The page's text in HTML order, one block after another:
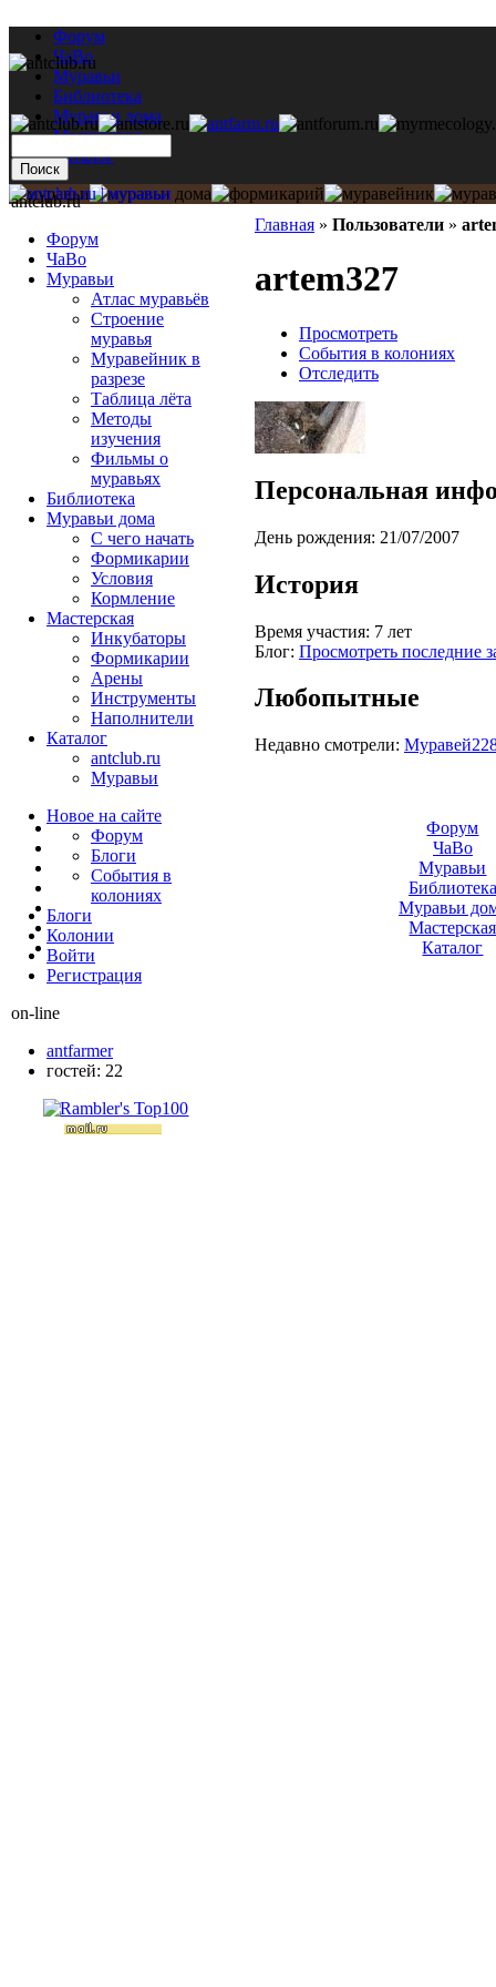
Форум
ЧаВо
Муравьи
Библиотека
Муравьи дома
Мастерская
Каталог
Главная » Пользователи »
artem327
Просмотреть
События в колониях
Отследить
Персональная
День рождения: 21/07/2007
История
Время участия: 7 лет
Блог: Просмотреть последние
Любопытные
Недавно смотрели:
antclub.ru
Форум
ЧаВо
Муравьи
Атлас муравьёв
Строение
муравья
Муравейник в
разрезе
Таблица лёта
Методы
изучения
Фильмы о
муравьях
Библиотека
Муравьи дома
С чего начать
Формикарии
Условия
Кормление
Мастерская
Инкубаторы
Формикарии
Арены
Инструменты
Наполнители
Каталог
antclub.ru
Муравьи
Новое на сайте
Форум
Блоги
События в
колониях
Блоги
Колонии
Войти
Peгиcтpaция
on-line
antfarmer
гостей: 22
Форум
ЧаВо
Муравьи
Библиотека
Муравьи
Мастерская
Каталог